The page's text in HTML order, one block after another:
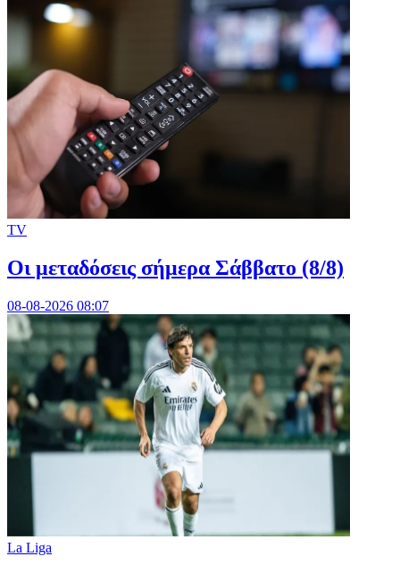
TV
Οι μεταδόσεις σήμερα Σάββατο (8/8)
08-08-2026 08:07
La Liga